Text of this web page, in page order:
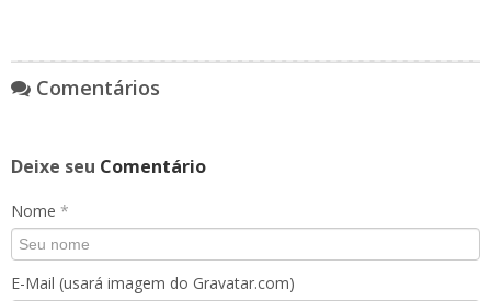
Comentários
Deixe seu Comentário
Nome *
E-Mail (usará imagem do Gravatar.com)